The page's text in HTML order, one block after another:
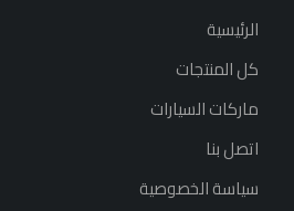
الرئيسية
كل المنتجات
ماركات السيارات
اتصل بنا
سياسة الخصوصية